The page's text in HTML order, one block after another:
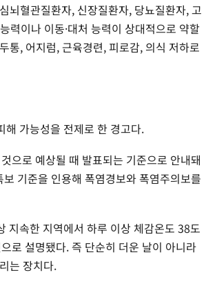
뇌혈관질환자, 신장질환자, 당뇨질환자, 고
력이나 이동·대처 능력이 상대적으로 약할
통, 어지럼, 근육경련, 피로감, 의식 저하로
가능성을 전제로 한 경고다.
으로 예상될 때 발표되는 기준으로 안내돼
기준을 인용해 폭염경보와 폭염주의보를
지속한 지역에서 하루 이상 체감온도 38도
로 설명됐다. 즉 단순히 더운 날이 아니라
는 장치다.